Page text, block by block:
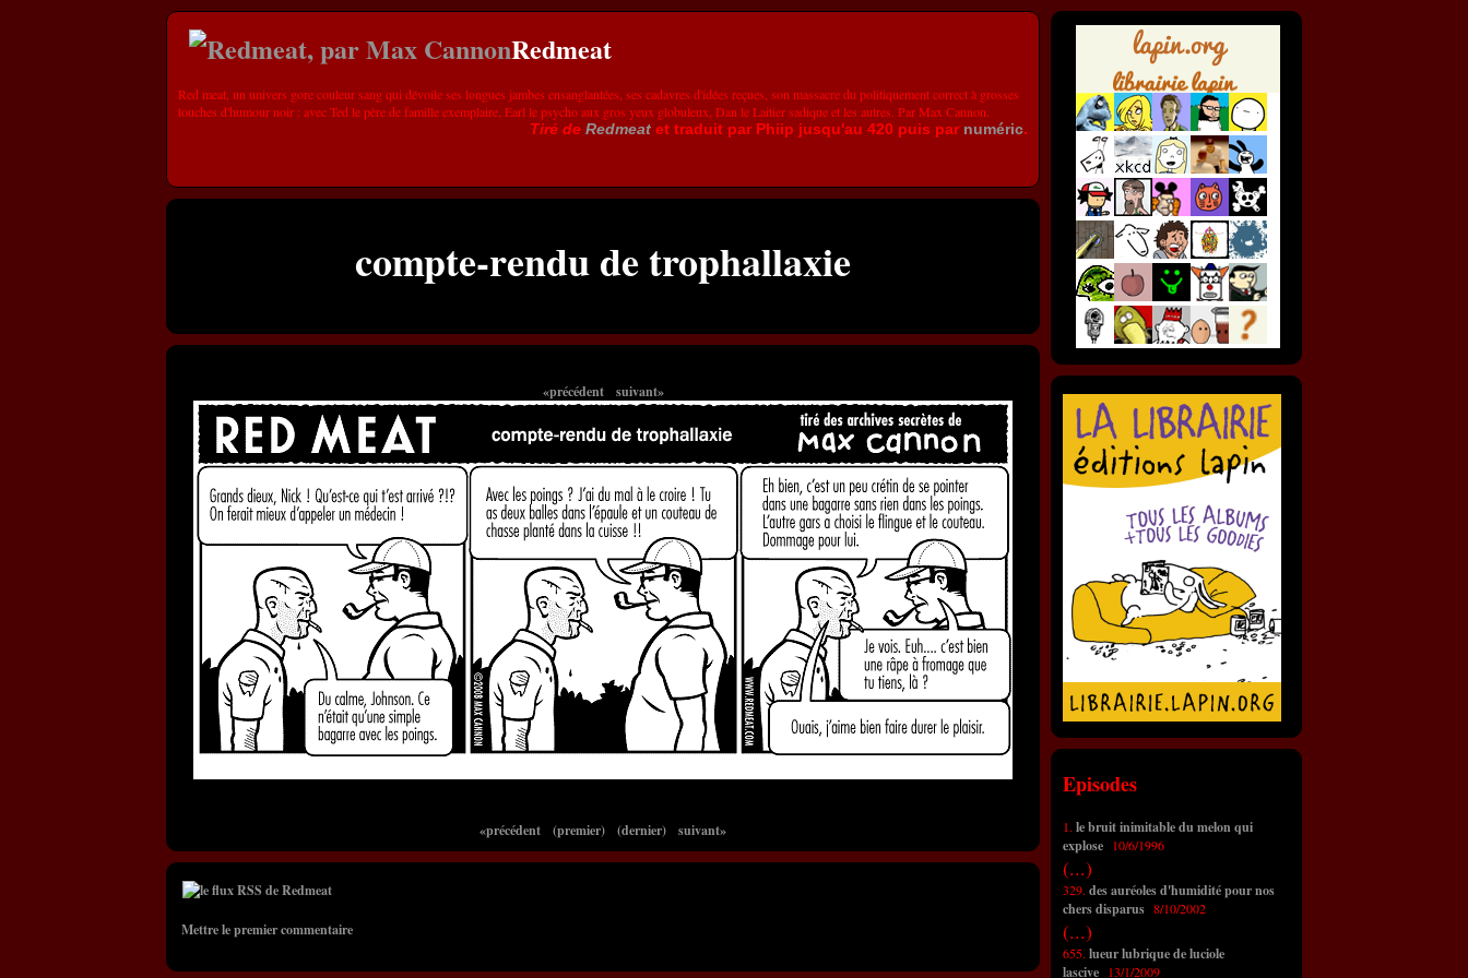
Redmeat
Red meat, un univers gore couleur sang qui dévoile ses longues jambes ensanglantées, ses cadavres d'idées reçues, son massacre du politiquement correct à grosses
touches d'humour noir : avec Ted le père de famille exemplaire, Earl le psycho aux gros yeux globuleux, Dan le Laitier sadique et les autres. Par Max Cannon.
Tiré de Redmeat et traduit par Phiip jusqu'au 420 puis par numéric.
compte-rendu de trophallaxie
«précédent suivant»
«précédent (premier) (dernier) suivant»
Mettre le premier commentaire
Episodes
1. le bruit inimitable du melon qui
explose 10/6/1996
(...)
329. des auréoles d'humidité pour nos
chers disparus 8/10/2002
(...)
655. lueur lubrique de luciole
lascive 13/1/2009